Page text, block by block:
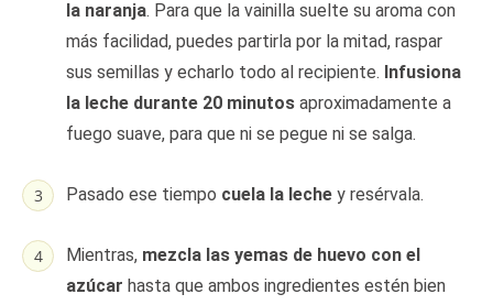
la naranja. Para que la vainilla suelte su aroma con
más facilidad, puedes partirla por la mitad, raspar
sus semillas y echarlo todo al recipiente. Infusiona
la leche durante 20 minutos aproximadamente a
fuego suave, para que ni se pegue ni se salga.
Pasado ese tiempo cuela la leche y resérvala.
Mientras, mezcla las yemas de huevo con el
azúcar hasta que ambos ingredientes estén bien